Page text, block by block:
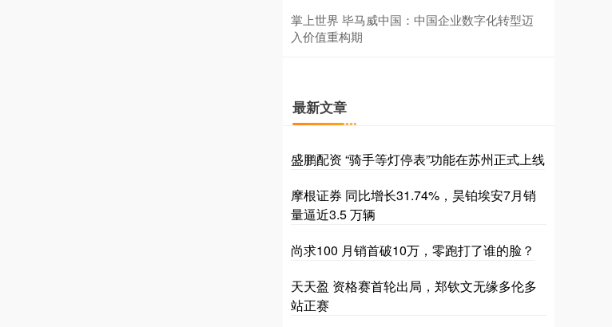
掌上世界 毕马威中国：中国企业数字化转型迈
入价值重构期
最新文章
盛鹏配资 “骑手等灯停表”功能在苏州正式上线
摩根证券 同比增长31.74%，昊铂埃安7月销
量逼近3.5 万辆
尚求100 月销首破10万，零跑打了谁的脸？
天天盈 资格赛首轮出局，郑钦文无缘多伦多
站正赛